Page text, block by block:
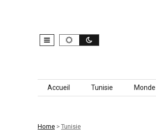
Skip to content
Accueil Tunisie Monde
Home > Tunisie